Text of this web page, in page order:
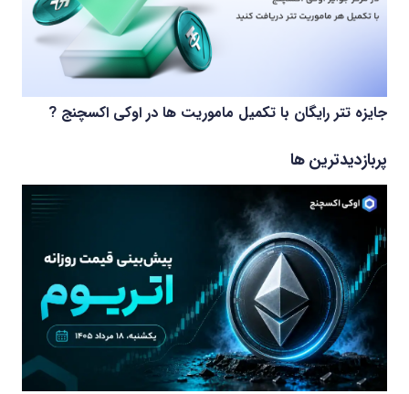
جایزه تتر رایگان با تکمیل ماموریت ها در اوکی اکسچنج ?
پربازدیدترین ها